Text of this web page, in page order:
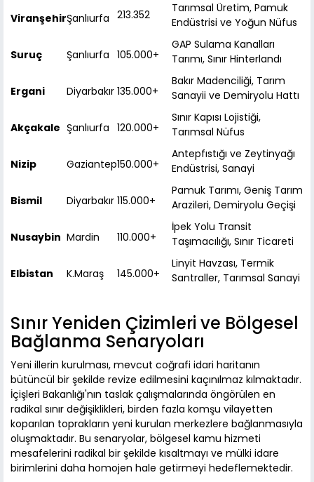
ViranşehirŞanlıurfa 213.352
Tarımsal Üretim, Pamuk
Endüstrisi ve Yoğun Nüfus
Suruç Şanlıurfa 105.000+
GAP Sulama Kanalları
Tarımı, Sınır Hinterlandı
Ergani Diyarbakır 135.000+
Bakır Madenciliği, Tarım
Sanayii ve Demiryolu Hattı
Akçakale Şanlıurfa 120.000+
Sınır Kapısı Lojistiği,
Tarımsal Nüfus
Nizip Gaziantep150.000+
Antepfıstığı ve Zeytinyağı
Endüstrisi, Sanayi
Bismil Diyarbakır 115.000+
Pamuk Tarımı, Geniş Tarım
Arazileri, Demiryolu Geçişi
Nusaybin Mardin 110.000+
İpek Yolu Transit
Taşımacılığı, Sınır Ticareti
Elbistan K.Maraş 145.000+
Linyit Havzası, Termik
Santraller, Tarımsal Sanayi
Sınır Yeniden Çizimleri ve Bölgesel
Bağlanma Senaryoları
Yeni illerin kurulması, mevcut coğrafi idari haritanın
bütüncül bir şekilde revize edilmesini kaçınılmaz kılmaktadır.
İçişleri Bakanlığı'nın taslak çalışmalarında öngörülen en
radikal sınır değişiklikleri, birden fazla komşu vilayetten
koparılan toprakların yeni kurulan merkezlere bağlanmasıyla
oluşmaktadır. Bu senaryolar, bölgesel kamu hizmeti
mesafelerini radikal bir şekilde kısaltmayı ve mülki idare
birimlerini daha homojen hale getirmeyi hedeflemektedir.